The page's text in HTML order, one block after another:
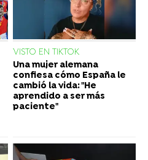
VISTO EN TIKTOK
Una mujer alemana
confiesa cómo España le
cambió la vida: "He
aprendido a ser más
paciente"